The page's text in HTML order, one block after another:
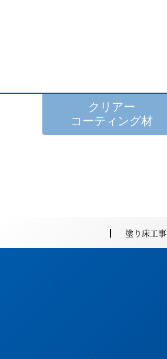
クリアー
コーティング材
塗り床工事